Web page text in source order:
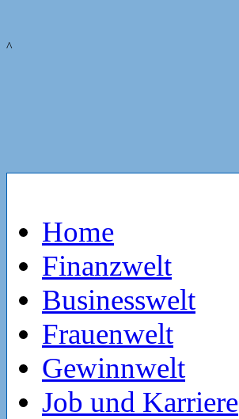
^
Home
Finanzwelt
Businesswelt
Frauenwelt
Gewinnwelt
Job und Karriere